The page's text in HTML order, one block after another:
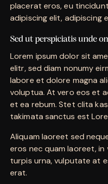
placerat eros, eu
adipiscing elit, adipiscing
Sed ut perspiciatis unde
Lorem ipsum dolor sit
elitr, sed diam nonumy
labore et dolore magna
voluptua. At vero eos et
et ea rebum. Stet clita
takimata sanctus est
Aliquam laoreet sed
eros nec quam laoreet, in
turpis urna, vulputate at
erat.